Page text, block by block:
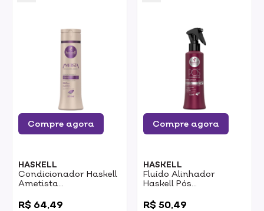
Compre agora
HASKELL
Condicionador Haskell
Ametista
300ml
R$ 64,49
Compre agora
HASKELL
Fluído Alinhador
Haskell Pós
R$ 50,49